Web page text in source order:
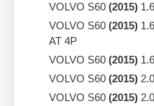
VOLVO S60 (2015)
VOLVO S60 (2015)
AT 4P
VOLVO S60 (2015)
VOLVO S60 (2015)
VOLVO S60 (2015)